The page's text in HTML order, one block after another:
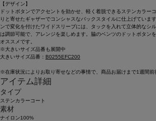
【デザイン】
ドットボタンでアクセントを効かせ、軽く着脱できるステンカラー
りと寄せたギャザーでコンシャスなバックスタイルに仕上げていま
ンで変化を付けたワイドスリーブには、タックを入れて立体的なシ
は調節可能で、アレンジを楽しめます。脇のベンツのドットボタン
オススメです。
※大きいサイズ品番も展開中
大きいサイズ品番： B0255EFC200
※在庫状況によりお取り寄せなどの事情で、商品お届けまで1週間前
アイテム詳細
タイプ
ステンカラーコート
素材
ナイロン100%